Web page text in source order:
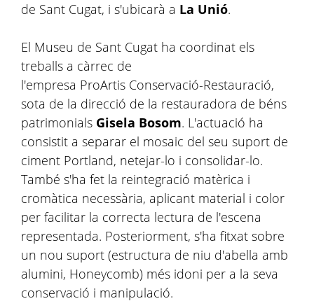
de Sant Cugat, i s'ubicarà a La Unió.
El Museu de Sant Cugat ha coordinat els
treballs a càrrec de
l'empresa ProArtis Conservació-Restauració,
sota de la direcció de la restauradora de béns
patrimonials Gisela Bosom. L'actuació ha
consistit a separar el mosaic del seu suport de
ciment Portland, netejar-lo i consolidar-lo.
També s'ha fet la reintegració matèrica i
cromàtica necessària, aplicant material i color
per facilitar la correcta lectura de l'escena
representada. Posteriorment, s'ha fitxat sobre
un nou suport (estructura de niu d'abella amb
alumini, Honeycomb) més idoni per a la seva
conservació i manipulació.